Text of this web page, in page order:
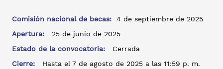
Comisión nacional de becas: 4 de septiembre de 2025
Apertura:
25 de junio de 2025
Estado de la convocatoria:
Cerrada
Cierre:
Hasta el 7 de agosto de 2025 a las 11:59 p. m.